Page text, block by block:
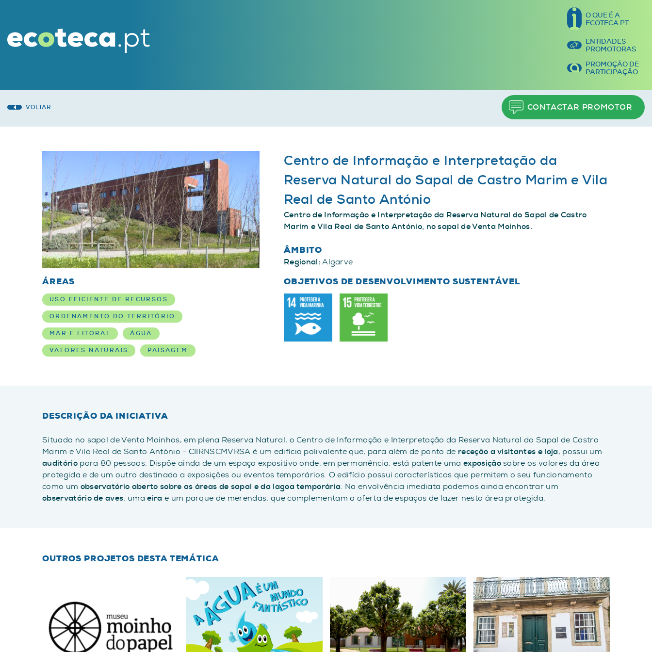
O QUE É A
ECOTECA.PT
ENTIDADES
PROMOTORAS
PROMOÇÃO DE
PARTICIPAÇÃO
VOLTAR CONTACTAR PROMOTOR
Centro de Informação e Interpretação da
Reserva Natural do Sapal de Castro Marim e Vila
Real de Santo António
Centro de Informação e Interpretação da Reserva Natural do Sapal de Castro
Marim e Vila Real de Santo António, no sapal de Venta Moinhos.
ÂMBITO
Regional: Algarve
ÁREAS
USO EFICIENTE DE RECURSOS
ORDENAMENTO DO TERRITÓRIO
MAR E LITORAL ÁGUA
VALORES NATURAIS PAISAGEM
OBJETIVOS DE DESENVOLVIMENTO SUSTENTÁVEL
DESCRIÇÃO DA INICIATIVA
Situado no sapal de Venta Moinhos, em plena Reserva Natural, o Centro de Informação e Interpretação da Reserva Natural do Sapal de Castro
Marim e Vila Real de Santo António - CIIRNSCMVRSA é um edifício polivalente que, para além de ponto de receção a visitantes e loja, possui um
auditório para 80 pessoas. Dispõe ainda de um espaço expositivo onde, em permanência, está patente uma exposiçãosobre os valores da área
protegida e de um outro destinado a exposições ou eventos temporários. O edifício possui características que permitem o seu funcionamento
como um observatório aberto sobre as áreas de sapal e da lagoa temporária. Na envolvência imediata podemos ainda encontrar um
observatório de aves, umaeira e um parque de merendas, que complementam a oferta de espaços de lazer nesta área protegida.
OUTROS PROJETOS DESTA TEMÁTICA